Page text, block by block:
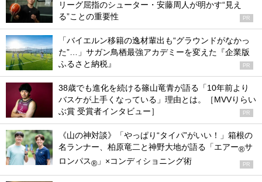
リーグ屈指のシューター・安藤周人が明かす“見え
る”ことの重要性
PR
「バイエルン移籍の逸材輩出も“グラウンドがなかっ
た”…」サガン鳥栖最強アカデミーを変えた『企業版
ふるさと納税』
PR
38歳でも進化を続ける篠山竜青が語る「10年前より
バスケが上手くなっている」理由とは。［MVVりらい
ぶ賞 受賞者インタビュー］
PR
《山の神対談》「やっぱり“タイパ”がいい！」箱根の
名ランナー、柏原竜二と神野大地が語る「エアー®サ
ロンパス® 」×コンディショニング術 PR